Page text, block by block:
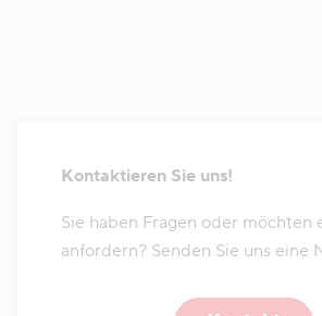
Kontaktieren Sie uns!
Sie haben Fragen oder möchten
anfordern? Senden Sie uns eine